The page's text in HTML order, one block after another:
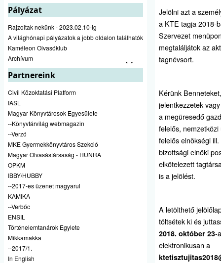
Pályázat
Rajzoltak nekünk - 2023.02.10-ig
A világhónapi pályázatok a jobb oldalon találhatók
Kaméleon Olvasóklub
Archívum
Partnereink
Civil Közoktatási Platform
IASL
Magyar Könyvtárosok Egyesülete
--Könyvtárvilág webmagazin
--Verzó
MKE Gyermekkönyvtáros Szekció
Magyar Olvasástársaság - HUNRA
OPKM
IBBY/HUBBY
--2017-es üzenet magyarul
KAMIKA
--Verbőc
ENSIL
Történelemtanárok Egylete
Mikkamakka
--2017/1.
In English
Jelölni azt a
a KTE tagja 2018-
Szervezet
megtaláljátok az
tagnévsort.
Kérünk Benneteket,
jelentkezzetek
a megüresedő
felelős, nemzetközi
felelős elnökségi
bizottsági elnöki
elkötelezett
is a jelölést.
A letölthető
töltsétek ki és
2018. október 23-
elektronikusan a